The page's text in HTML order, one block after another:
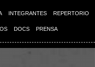
INTEGRANTES REPERTORIO
DOCS PRENSA